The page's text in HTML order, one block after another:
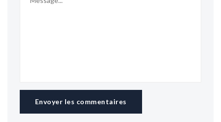
Envoyer les commentaires